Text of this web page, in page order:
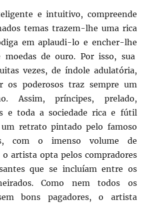
e intuitivo, compreende
temas trazem-lhe uma rica
em aplaudi-lo e encher-lhe
moedas de ouro. Por isso, sua
vezes, de índole adulatória,
os poderosos traz sempre um
Assim, príncipes, prelado,
e toda a sociedade rica e fútil
retrato pintado pelo famoso
com o imenso volume de
o artista opta pelos compradores
que se incluíam entre os
Como nem todos os
bons pagadores, o artista